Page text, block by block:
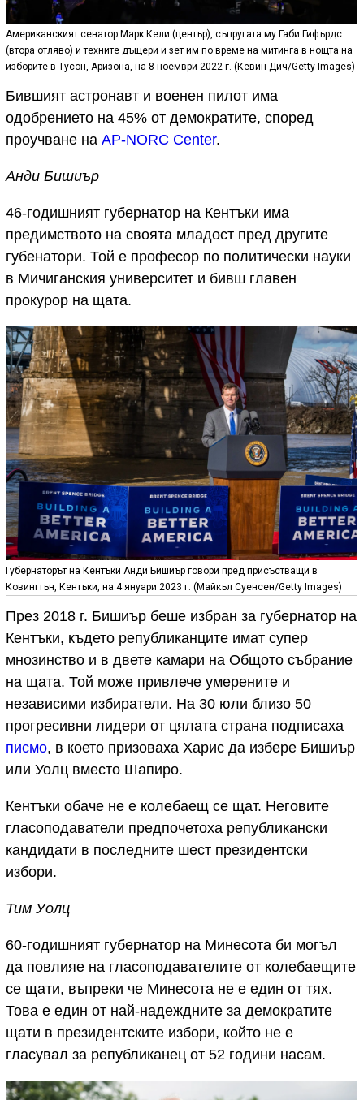
Американският сенатор Марк Кели (център), съпругата му Габи Гифърдс
(втора отляво) и техните дъщери и зет им по време на митинга в нощта на
изборите в Тусон, Аризона, на 8 ноември 2022 г. (Кевин Дич/Getty Images)
Бившият астронавт и военен пилот има
одобрението на 45% от демократите, според
проучване на AP-NORC Center.
Анди Бишиър
46-годишният губернатор на Кентъки има
предимството на своята младост пред другите
губенатори. Той е професор по политически науки
в Мичиганския университет и бивш главен
прокурор на щата.
Губернаторът на Кентъки Анди Бишиър говори пред присъстващи в
Ковингтън, Кентъки, на 4 януари 2023 г. (Майкъл Суенсен/Getty Images)
През 2018 г. Бишиър беше избран за губернатор на
Кентъки, където републиканците имат супер
мнозинство и в двете камари на Общото събрание
на щата. Той може привлече умерените и
независими избиратели. На 30 юли близо 50
прогресивни лидери от цялата страна подписаха
писмо, в което призоваха Харис да избере Бишиър
или Уолц вместо Шапиро.
Кентъки обаче не е колебаещ се щат. Неговите
гласоподаватели предпочетоха републикански
кандидати в последните шест президентски
избори.
Тим Уолц
60-годишният губернатор на Минесота би могъл
да повлияе на гласоподавателите от колебаещите
се щати, въпреки че Минесота не е един от тях.
Това е един от най-надеждните за демократите
щати в президентските избори, който не е
гласувал за републиканец от 52 години насам.